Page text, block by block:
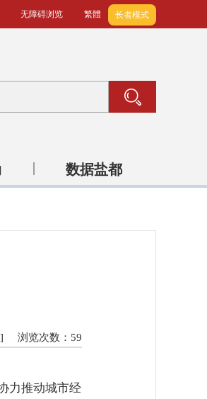
无障碍浏览 繁體 长者模式
数据盐都
浏览次数： 59
]
力推动城市经